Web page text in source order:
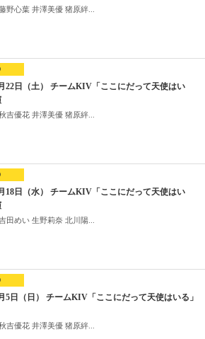
野心葉 井澤美優 猪原絆...
22日（土） チームKIV「ここにだって天使はい
吉優花 井澤美優 猪原絆...
18日（水） チームKIV「ここにだって天使はい
田めい 生野莉奈 北川陽...
5日（日） チームKIV「ここにだって天使はいる」
吉優花 井澤美優 猪原絆...